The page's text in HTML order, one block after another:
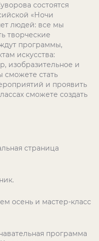
состоятся
«Ночи
людей: все мы
творческие
программы,
искусства:
изобразительное и
сможете стать
и проявить
сможете создать
страница
осень и мастер-класс
программа